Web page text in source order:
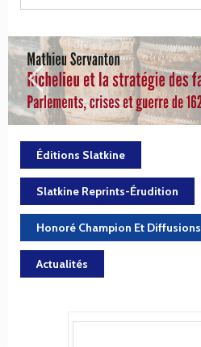
Éditions Slatkine
Slatkine Reprints-Érudition
Honoré Champion Et Diffusions
Actualités